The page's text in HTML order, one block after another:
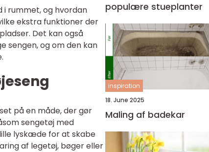
i rummet, og hvordan
ekstra funktioner der
Det kan også
sengen, og om den kan
på en måde, der gør
sengetøj med
lyskæde for at skabe
af legetøj, bøger eller
populære stueplanter
inspiration
18. June 2025
Maling af badekar